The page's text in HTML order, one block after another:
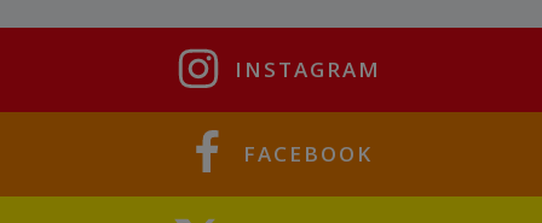
INSTAGRAM
FACEBOOK